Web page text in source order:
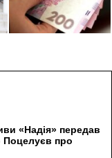
«Надія» передав
Поцелуєв про